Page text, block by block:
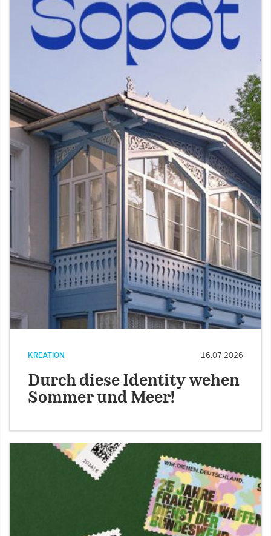
KREATION 16.07.2026
Durch diese Identity wehen
Sommer und Meer!